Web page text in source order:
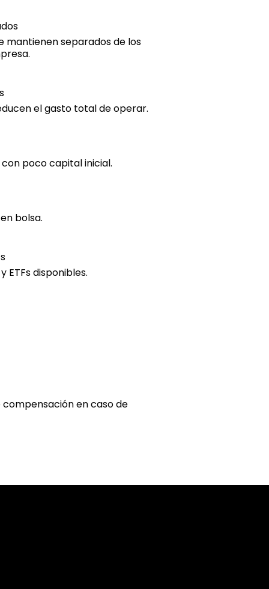
mantienen separados de los
el gasto total de operar.
poco capital inicial.
bolsa.
ETFs disponibles.
en caso de